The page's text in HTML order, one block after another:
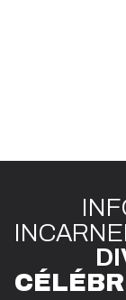
INCARN
CÉLÉBR